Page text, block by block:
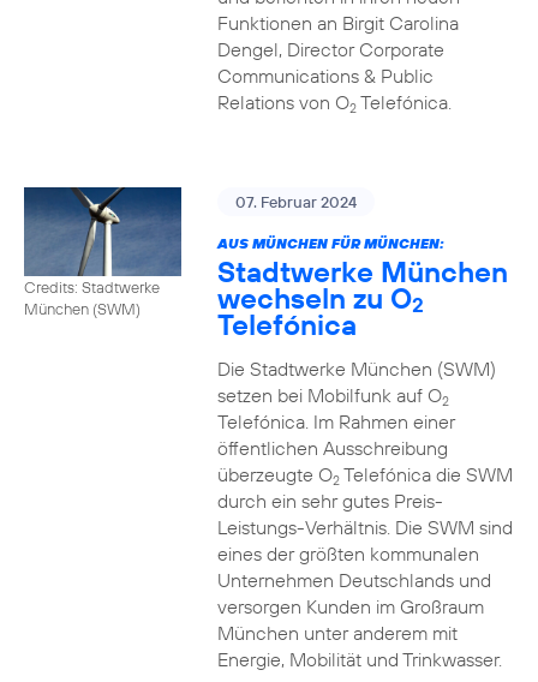
Funktionen an Birgit Carolina
Dengel, Director Corporate
Communications & Public
Relations von O2Telefónica.
Credits: Stadtwerke
München (SWM)
07. Februar 2024
AUS MÜNCHEN FÜR MÜNCHEN:
Stadtwerke München
wechseln zu O2
Telefónica
Die Stadtwerke München (SWM)
setzen bei Mobilfunk auf O2
Telefónica. Im Rahmen einer
öffentlichen Ausschreibung
überzeugte O2Telefónica die SWM
durch ein sehr gutes Preis-
Leistungs-Verhältnis. Die SWM sind
eines der größten kommunalen
Unternehmen Deutschlands und
versorgen Kunden im Großraum
München unter anderem mit
Energie, Mobilität und Trinkwasser.